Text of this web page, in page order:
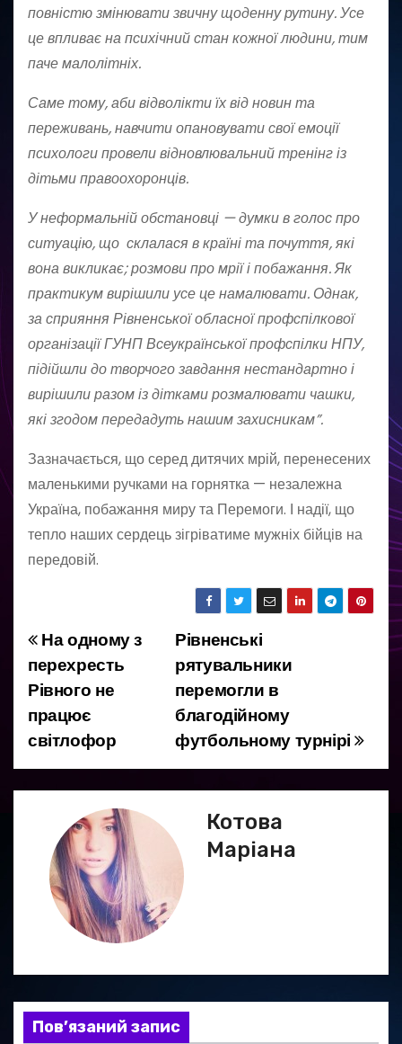
повністю змінювати звичну щоденну рутину. Усе
це впливає на психічний стан кожної людини, тим
паче малолітніх.
Саме тому, аби відволікти їх від новин та
переживань, навчити опановувати свої емоції
психологи провели відновлювальний тренінг із
дітьми правоохоронців.
У неформальній обстановці — думки в голос про
ситуацію, що склалася в країні та почуття, які
вона викликає; розмови про мрії і побажання. Як
практикум вирішили усе це намалювати. Однак,
за сприяння Рівненської обласної профспілкової
організації ГУНП Всеукраїнської профспілки НПУ,
підійшли до творчого завдання нестандартно і
вирішили разом із дітками розмалювати чашки,
які згодом передадуть нашим захисникам”.
Зазначається, що серед дитячих мрій, перенесених
маленькими ручками на горнятка — незалежна
Україна, побажання миру та Перемоги. І надії, що
тепло наших сердець зігріватиме мужніх бійців на
передовій.
Н
а
в
і
г
з
а
Рівненські
рятувальники
перемогли в
благодійному
футбольному турнірі
На одному з
перехресть
Рівного не
працює
світлофор
Котова
Маріана
Пов’язаний запис